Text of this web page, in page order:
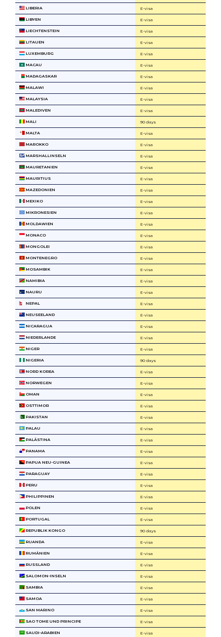
LIBERIA E-visa
LIBYEN E-visa
LIECHTENSTEIN E-visa
LITAUEN E-visa
LUXEMBURG E-visa
MACAU E-visa
MADAGASKAR E-visa
MALAWI E-visa
MALAYSIA E-visa
MALEDIVEN E-visa
MALI 90 days
MALTA E-visa
MAROKKO E-visa
MARSHALLINSELN E-visa
MAURETANIEN E-visa
MAURITIUS E-visa
MAZEDONIEN E-visa
MEXIKO E-visa
MIKRONESIEN E-visa
MOLDAWIEN E-visa
MONACO E-visa
MONGOLEI E-visa
MONTENEGRO E-visa
MOSAMBIK E-visa
NAMIBIA E-visa
NAURU E-visa
NEPAL E-visa
NEUSEELAND E-visa
NICARAGUA E-visa
NIEDERLANDE E-visa
NIGER E-visa
NIGERIA 90 days
NORD KOREA E-visa
NORWEGEN E-visa
OMAN E-visa
OSTTIMOR E-visa
PAKISTAN E-visa
PALAU E-visa
PALÄSTINA E-visa
PANAMA E-visa
PAPUA NEU-GUINEA E-visa
PARAGUAY E-visa
PERU E-visa
PHILIPPINEN E-visa
POLEN E-visa
PORTUGAL E-visa
REPUBLIK KONGO 90 days
RUANDA E-visa
RUMÄNIEN E-visa
RUSSLAND E-visa
SALOMON-INSELN E-visa
SAMBIA E-visa
SAMOA E-visa
SAN MARINO E-visa
SAO TOME UND PRINCIPE E-visa
SAUDI-ARABIEN E-visa